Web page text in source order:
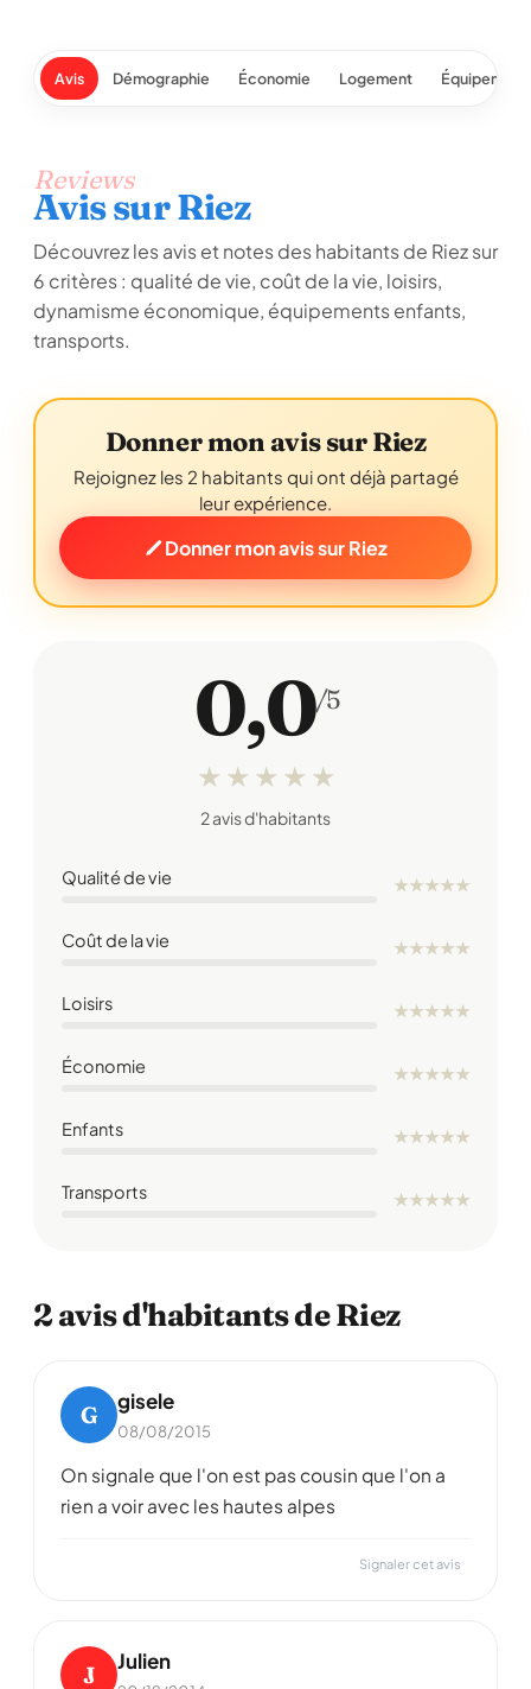
Avis Démographie Économie Logement
Reviews
Avis sur Riez
Découvrez les avis et notes des habitants de Riez sur
6 critères : qualité de vie, coût de la vie, loisirs,
dynamisme économique, équipements enfants,
transports.
Donner mon avis sur Riez
Rejoignez les 2 habitants qui ont déjà partagé
leur expérience.
Donner mon avis sur Riez
0,0/5
★ ★ ★ ★ ★
2 avis d'habitants
Qualité de vie ★★★★★
Coût de la vie ★★★★★
Loisirs ★★★★★
Économie ★★★★★
Enfants ★★★★★
Transports ★★★★★
2 avis d'habitants de Riez
G gisele
08/08/2015
On signale que l'on est pas cousin que l'on a
rien a voir avec les hautes alpes
Signaler cet avis
J Julien